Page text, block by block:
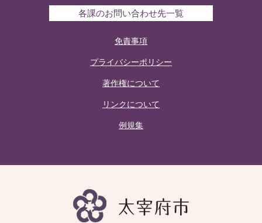
各課のお問い合わせ先一覧
免責事項
プライバシーポリシー
著作権について
リンクについて
例規集